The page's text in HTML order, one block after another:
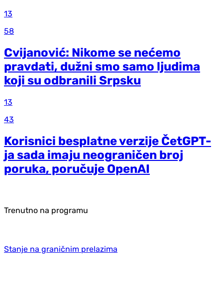
13
58
Cvijanović: Nikome se nećemo
pravdati, dužni smo samo ljudima
koji su odbranili Srpsku
13
43
Korisnici besplatne verzije ČetGPT-
ja sada imaju neograničen broj
poruka, poručuje OpenAI
Trenutno na programu
Stanje na graničnim prelazima